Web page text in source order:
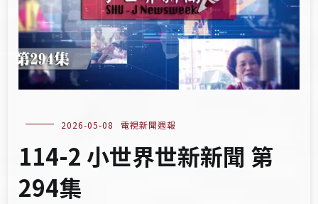
2026-05-08 電視新聞週報
114-2 小世界世新新聞 第
294集